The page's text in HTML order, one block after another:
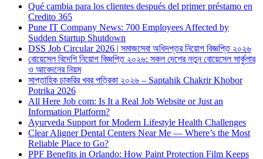
Qué cambia para los clientes después del primer préstamo en
Credito 365
Pune IT Company News: 700 Employees Affected by
Sudden Startup Shutdown
DSS Job Circular 2026 | সমাজসেবা অধিদপ্তর নিয়োগ বিজ্ঞপ্তি ২০২৬
বোয়েসেল বিদেশি নিয়োগ বিজ্ঞপ্তি ২০২৬: সকল দেশের নতুন বোয়েসেল সার্কুলার
ও আবেদনের নিয়ম
সাপ্তাহিক চাকরির খবর পত্রিকা ২০২৬ – Saptahik Chakrir Khobor
Potrika 2026
All Here Job com: Is It a Real Job Website or Just an
Information Platform?
Ayurveda Support for Modern Lifestyle Health Challenges
Clear Aligner Dental Centers Near Me — Where’s the Most
Reliable Place to Go?
PPF Benefits in Orlando: How Paint Protection Film Keeps